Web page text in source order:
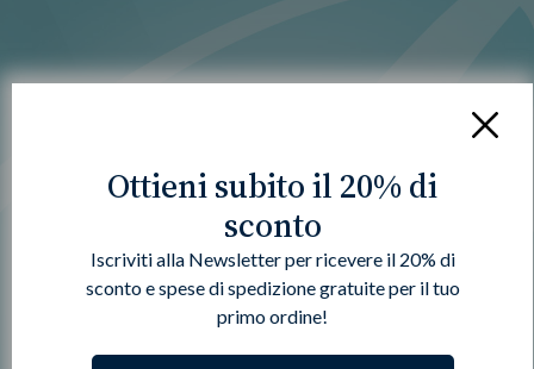
Chiudi
Ottieni subito il 20% di
sconto
Iscriviti alla Newsletter per ricevere il 20% di
sconto e spese di spedizione gratuite per il tuo
primo ordine!